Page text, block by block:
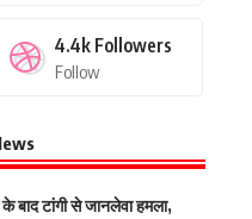
4.4k Followers
Follow
के बाद टांगी से जानलेवा हमला,